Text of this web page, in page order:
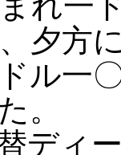
夕方
ル一
。
ディ